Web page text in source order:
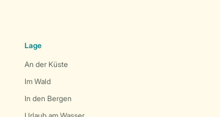
Lage
An der Küste
Im Wald
In den Bergen